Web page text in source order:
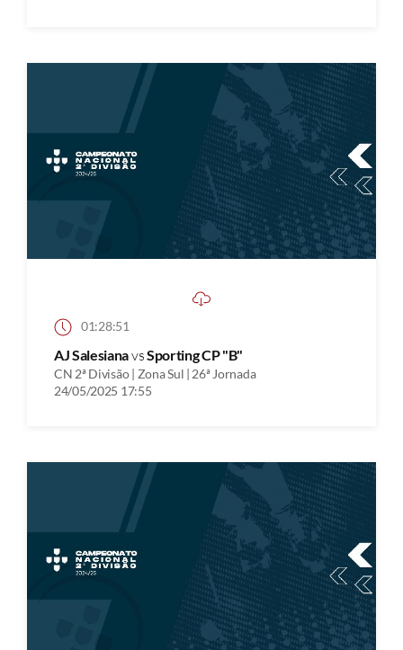
01:28:51
AJ SalesianavsSporting CP "B"
CN 2ª Divisão | Zona Sul | 26ª Jornada
24/05/2025 17:55